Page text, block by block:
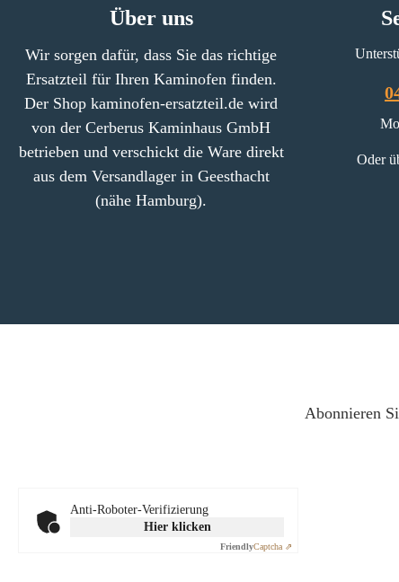
Über uns
Wir sorgen dafür, dass Sie das richtige
Ersatzteil für Ihren Kaminofen finden.
Der Shop kaminofen-ersatzteil.de wird
von der Cerberus Kaminhaus GmbH
betrieben und verschickt die Ware direkt
aus dem Versandlager in Geesthacht
(nähe Hamburg).
Oder
Abonnieren
Anti-Roboter-Verifizierung
Hier klicken
FriendlyCaptcha ⇗